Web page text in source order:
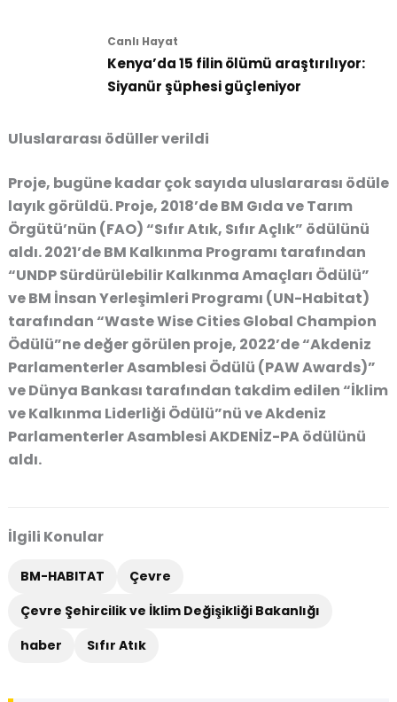
Canlı Hayat
Kenya’da 15 filin ölümü araştırılıyor:
Siyanür şüphesi güçleniyor
Uluslararası ödüller verildi
Proje, bugüne kadar çok sayıda uluslararası ödüle
layık görüldü. Proje, 2018’de BM Gıda ve Tarım
Örgütü’nün (FAO) “Sıfır Atık, Sıfır Açlık” ödülünü
aldı. 2021’de BM Kalkınma Programı tarafından
“UNDP Sürdürülebilir Kalkınma Amaçları Ödülü”
ve BM İnsan Yerleşimleri Programı (UN-Habitat)
tarafından “Waste Wise Cities Global Champion
Ödülü”ne değer görülen proje, 2022’de “Akdeniz
Parlamenterler Asamblesi Ödülü (PAW Awards)”
ve Dünya Bankası tarafından takdim edilen “İklim
ve Kalkınma Liderliği Ödülü”nü ve Akdeniz
Parlamenterler Asamblesi AKDENİZ-PA ödülünü
aldı.
İlgili Konular
BM-HABITAT
Çevre
Çevre Şehircilik ve İklim Değişikliği Bakanlığı
haber
Sıfır Atık